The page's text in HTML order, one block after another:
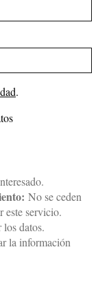
.
No se ceden
este servicio.
datos.
la información